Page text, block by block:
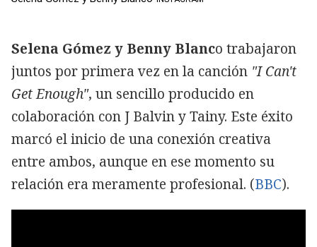
Selena Gómez y Benny Blanco trabajaron
juntos por primera vez en la canción "I Can't
Get Enough", un sencillo producido en
colaboración con J Balvin y Tainy. Este éxito
marcó el inicio de una conexión creativa
entre ambos, aunque en ese momento su
relación era meramente profesional. (BBC).